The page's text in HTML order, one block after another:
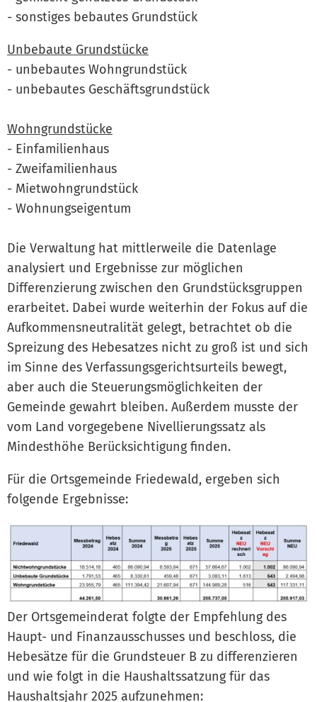
- sonstiges bebautes Grundstück
Unbebaute Grundstücke
- unbebautes Wohngrundstück
- unbebautes Geschäftsgrundstück
Wohngrundstücke
- Einfamilienhaus
- Zweifamilienhaus
- Mietwohngrundstück
- Wohnungseigentum
Die Verwaltung hat mittlerweile die Datenlage
analysiert und Ergebnisse zur möglichen
Differenzierung zwischen den Grundstücksgruppen
erarbeitet. Dabei wurde weiterhin der Fokus auf die
Aufkommensneutralität gelegt, betrachtet ob die
Spreizung des Hebesatzes nicht zu groß ist und sich
im Sinne des Verfassungsgerichtsurteils bewegt,
aber auch die Steuerungsmöglichkeiten der
Gemeinde gewahrt bleiben. Außerdem musste der
vom Land vorgegebene Nivellierungssatz als
Mindesthöhe Berücksichtigung finden.
Für die Ortsgemeinde Friedewald, ergeben sich
folgende Ergebnisse:
Der Ortsgemeinderat folgte der Empfehlung des
Haupt- und Finanzausschusses und beschloss, die
Hebesätze für die Grundsteuer B zu differenzieren
und wie folgt in die Haushaltssatzung für das
Haushaltsjahr 2025 aufzunehmen: